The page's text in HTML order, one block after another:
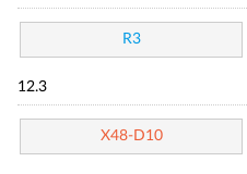
R3
12.3
X48-D10